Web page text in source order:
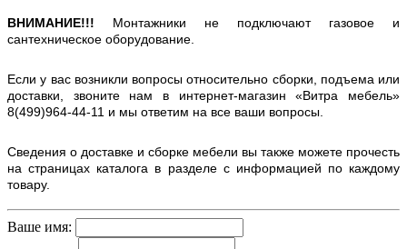
ВНИМАНИЕ!!! Монтажники не подключают газовое и
сантехническое оборудование.
Если у вас возникли вопросы относительно сборки, подъема или
доставки, звоните нам в интернет-магазин «Витра мебель»
8(499)964-44-11 и мы ответим на все ваши вопросы.
Сведения о доставке и сборке мебели вы также можете прочесть
на страницах каталога в разделе с информацией по каждому
товару.
Ваше имя: